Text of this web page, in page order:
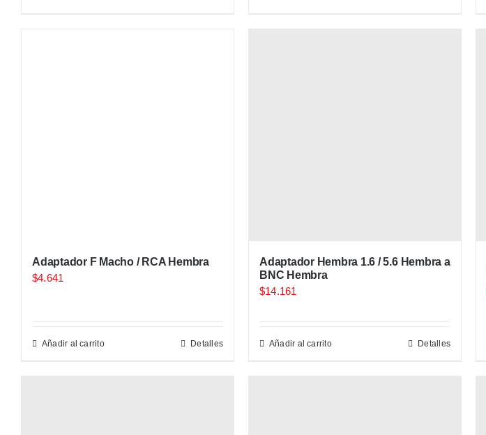
Adaptador F Macho / RCA Hembra
$4.641
Añadir al carrito Detalles
Adaptador Hembra 1.6 / 5.6 Hembra a
BNC Hembra
$14.161
Añadir al carrito Detalles